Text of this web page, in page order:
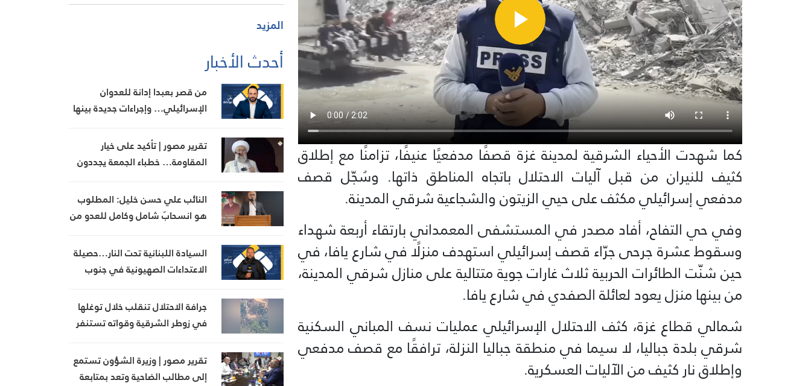
كما شهدت الأحياء الشرقية لمدينة غزة قصفًا مدفعيًا عنيفًا، تزامنًا مع إطلاق
كثيف للنيران من قبل آليات الاحتلال باتجاه المناطق ذاتها. وسُجّل قصف
مدفعي إسرائيلي مكثف على حيي الزيتون والشجاعية شرقي المدينة.
وفي حي التفاح، أفاد مصدر في المستشفى المعمداني بارتقاء أربعة شهداء
وسقوط عشرة جرحى جرّاء قصف إسرائيلي استهدف منزلًا في شارع يافا، في
حين شنّت الطائرات الحربية ثلاث غارات جوية متتالية على منازل شرقي المدينة،
من بينها منزل يعود لعائلة الصفدي في شارع يافا.
شمالي قطاع غزة، كثف الاحتلال الإسرائيلي عمليات نسف المباني السكنية
شرقي بلدة جباليا، لا سيما في منطقة جباليا النزلة، ترافقًا مع قصف مدفعي
وإطلاق نار كثيف من الآليات العسكرية.
المزيد
أحدث الأخبار
من قصر بعبدا إدانة للعدوان
الإسرائيلي… وإجراءات جديدة بينها
تقرير مصور | تأكيد على خيار
المقاومة… خطباء الجمعة يجددون
النائب علي حسن خليل: المطلوب
هو انسحابٌ شامل وكامل للعدو من
السيادة اللبنانية تحت النار…حصيلة
الاعتداءات الصهيونية في جنوب
جرافة الاحتلال تنقلب خلال توغلها
في زوطر الشرقية وقواته تستنفر
تقرير مصور | وزيرة الشؤون تستمع
إلى مطالب الضاحية وتعد بمتابعة